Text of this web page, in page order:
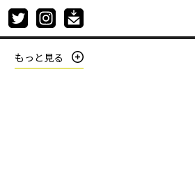
もっと見る